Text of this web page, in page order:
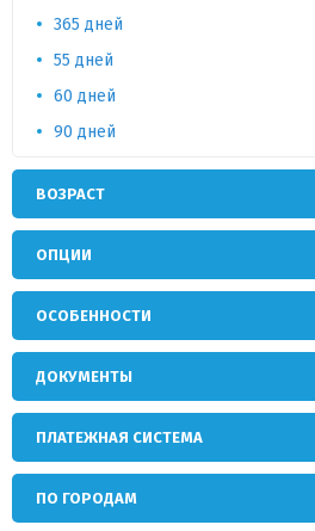
365 дней
55 дней
60 дней
90 дней
ВОЗРАСТ
ОПЦИИ
ОСОБЕННОСТИ
ДОКУМЕНТЫ
ПЛАТЕЖНАЯ СИСТЕМА
ПО ГОРОДАМ